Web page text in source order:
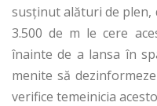
susţinut alături de plen,
3.500 de m le cere
înainte de a lansa în
menite să
verifice temeinicia